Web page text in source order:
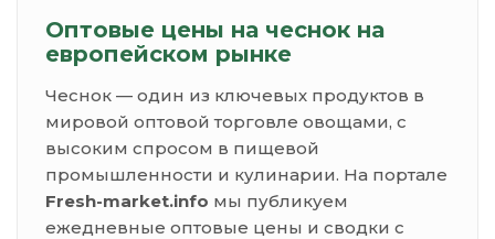
Оптовые цены на чеснок на
европейском рынке
Чеснок — один из ключевых продуктов в
мировой оптовой торговле овощами, с
высоким спросом в пищевой
промышленности и кулинарии. На портале
Fresh-market.info мы публикуем
ежедневные оптовые цены и сводки с